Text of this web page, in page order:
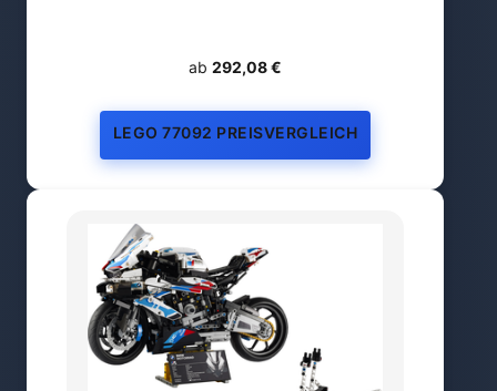
ab 292,08 €
LEGO 77092 PREISVERGLEICH